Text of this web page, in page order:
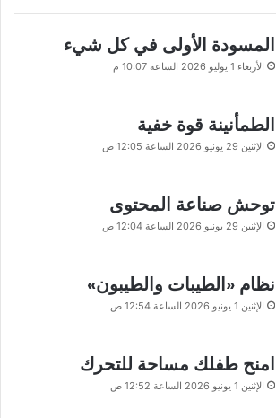
المسودة الأولى في كل شيء
الأربعاء 1 يوليو 2026 الساعة 10:07 م
الطمأنينة قوة خفية
الإثنين 29 يونيو 2026 الساعة 12:05 ص
توحش صناعة المحتوى
الإثنين 29 يونيو 2026 الساعة 12:04 ص
نظام «الطيبات والطيبون»
الإثنين 1 يونيو 2026 الساعة 12:54 ص
امنح طفلك مساحة للتحرك
الإثنين 1 يونيو 2026 الساعة 12:52 ص